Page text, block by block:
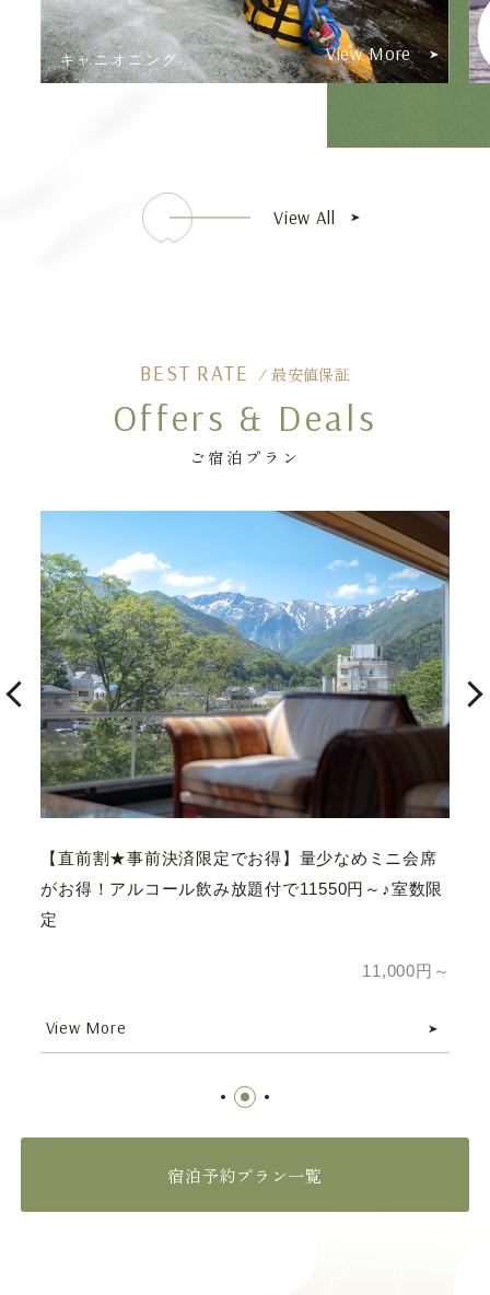
カヌー View More
View All
BEST RATE / 最安値保証
Offers & Deals
ご宿泊プラン
【直前割★事前決済限定でお得】量少なめミニ会席
がお得！アルコール飲み放題付で11550円～♪室数限
定
11,000円～
View More
宿泊予約プラン一覧